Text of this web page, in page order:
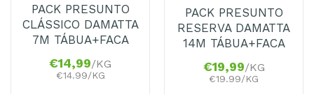
PACK PRESUNTO
CLÁSSICO DAMATTA
7M TÁBUA+FACA
€14,99/KG
€14.99/KG
PACK PRESUNTO
RESERVA DAMATTA
14M TÁBUA+FACA
€19,99/KG
€19.99/KG